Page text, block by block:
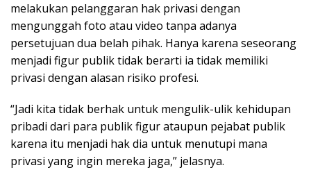
melakukan pelanggaran hak privasi dengan
mengunggah foto atau video tanpa adanya
persetujuan dua belah pihak. Hanya karena seseorang
menjadi figur publik tidak berarti ia tidak memiliki
privasi dengan alasan risiko profesi.
“Jadi kita tidak berhak untuk mengulik-ulik kehidupan
pribadi dari para publik figur ataupun pejabat publik
karena itu menjadi hak dia untuk menutupi mana
privasi yang ingin mereka jaga,” jelasnya.